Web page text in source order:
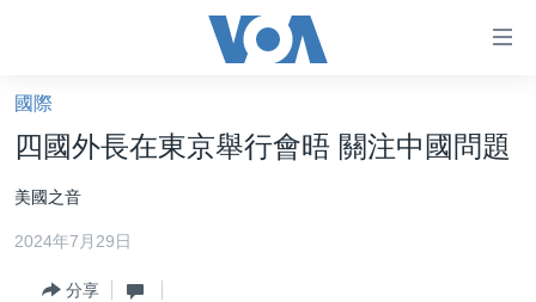
礙
鏈
接
跳
轉
港澳
台灣
美中關係
國際
四國外長在東京舉行會晤 關注中國問題
美國之音
2024年7月29日
分享